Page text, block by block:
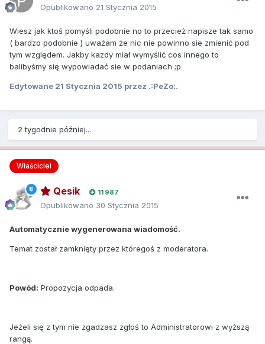
Opublikowano 21 Stycznia 2015
Wiesz jak ktoś pomyśli podobnie no to przecież napisze tak samo
( bardzo podobnie ) uważam że nic nie powinno sie zmienić pod
tym względem. Jakby kazdy miał wymyślić cos innego to
balibyśmy się wypowiadać sie w podaniach ;p
Edytowane 21 Stycznia 2015 przez .:PeZo:.
2 tygodnie później...
Właściciel
Qesik 11 987
Opublikowano 30 Stycznia 2015
Automatycznie wygenerowana wiadomość.
Temat został zamknięty przez któregoś z moderatora.
Powód: Propozycja odpada.
Jeżeli się z tym nie zgadzasz zgłoś to Administratorowi z wyższą
rangą.